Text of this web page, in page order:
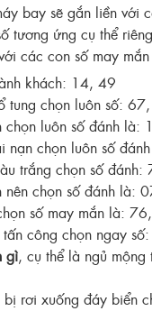
bay sẽ gắn liền với
tương ứng cụ thể
các con số may
khách: 14, 49
tung chọn luôn số:
luôn số đánh là:
nạn chọn luôn số
trắng chọn số
chọn số đánh là:
số may mắn là:
công chọn ngay
gì, cụ thể là ngủ
bị rơi xuống đáy biển